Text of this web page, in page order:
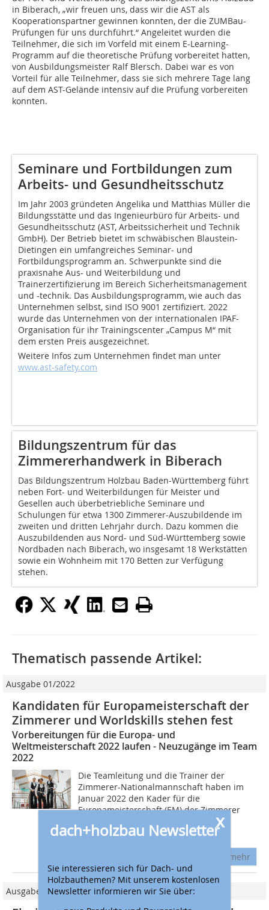
in Biberach, „wir freuen uns, dass wir die AST als
Kooperationspartner gewinnen konnten, der die ZUMBau-
Prüfungen für uns durchführt.“ Angeleitet wurden die
Teilnehmer, die sich im Vorfeld mit einem E-Learning-
Programm auf die theoretische Prüfung vorbereitet hatten,
von Ausbildungsmeister Ralf Blersch. Dabei war es von
Vorteil für alle Teilnehmer, dass sie sich mehrere Tage lang
auf dem AST-Gelände intensiv auf die Prüfung vorbereiten
konnten.
Seminare und Fortbildungen zum
Arbeits- und Gesundheitsschutz
Im Jahr 2003 gründeten Angelika und Matthias Müller die
Bildungsstätte und das Ingenieurbüro für Arbeits- und
Gesundheitsschutz (AST, Arbeitssicherheit und Technik
GmbH). Der Betrieb bietet im schwäbischen Blaustein-
Dietingen ein umfangreiches Seminar- und
Fortbildungsprogramm an. Schwerpunkte sind die
praxisnahe Aus- und Weiterbildung und
Trainerzertifizierung im Bereich Sicherheitsmanagement
und -technik. Das Ausbildungsprogramm, wie auch das
Unternehmen selbst, sind ISO 9001 zertifiziert. 2022
wurde das Unternehmen von der internationalen IPAF-
Organisation für ihr Trainingscenter „Campus M“ mit
dem ersten Preis ausgezeichnet.
Weitere Infos zum Unternehmen findet man unter
www.ast-safety.com
Bildungszentrum für das
Zimmererhandwerk in Biberach
Das Bildungszentrum Holzbau Baden-Württemberg führt
neben Fort- und Weiterbildungen für Meister und
Gesellen auch überbetriebliche Seminare und
Schulungen für etwa 1300 Zimmerer-Auszubildende im
zweiten und dritten Lehrjahr durch. Dazu kommen die
Auszubildenden aus Nord- und Süd-Württemberg sowie
Nordbaden nach Biberach, wo insgesamt 18 Werkstätten
sowie ein Wohnheim mit 170 Betten zur Verfügung
stehen.
x
dach+holzbau Newsletter
Sie interessieren sich für Dach- und
Holzbauthemen? Mit unserem kostenlosen
Newsletter informieren wir Sie über:
Thematisch passende Artikel:
Ausgabe 01/2022
Kandidaten für Europameisterschaft der
Zimmerer und Worldskills stehen fest
Vorbereitungen für die Europa- und
Weltmeisterschaft 2022 laufen - Neuzugänge im Team
2022
Die Teamleitung und die Trainer der
Zimmerer-Nationalmannschaft haben im
Januar 2022 den Kader für die
Europameisterschaft (EM) der Zimmerer
und die Worldskills 2022 in Shanghai
bekanntgegeben. Bei...
mehr
Ausgabe 08/2014